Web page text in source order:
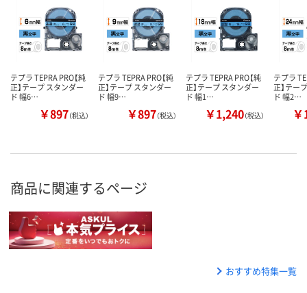
テプラ TEPRA PRO【純
正】テープ スタンダー
ド 幅6…
￥897（税込）
テプラ TEPRA PRO【純
正】テープ スタンダー
ド 幅9…
￥897（税込）
テプラ TEPRA PRO【純
正】テープ スタンダー
ド 幅1…
￥1,240（税込）
テプラ
正】テー
ド 幅2…
商品に関連するページ
おすすめ特集一覧